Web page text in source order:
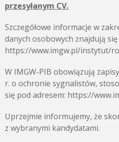
przesyłanym CV.
Szczegółowe informacje w
danych osobowych znajdują
https://www.imgw.pl/instytut/
W IMGW-PIB obowiązują
r. o ochronie sygnalistów,
się pod adresem: https://
Uprzejmie informujemy, że
z wybranymi kandydatami.